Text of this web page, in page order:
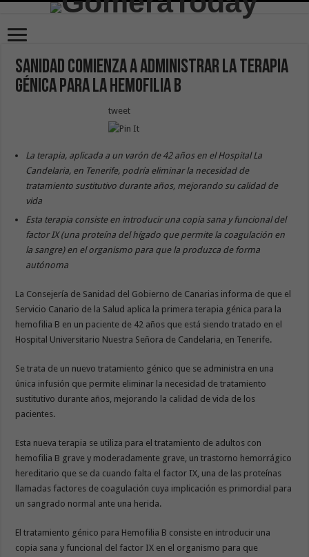
Sanidad comienza a administrar la terapia
génica para la Hemofilia B
tweet
La terapia, aplicada a un varón de 42 años en el Hospital La
Candelaria, en Tenerife, podría eliminar la necesidad de
tratamiento sustitutivo durante años, mejorando su calidad de
vida
Esta terapia consiste en introducir una copia sana y funcional del
factor IX (una proteína del hígado que permite la coagulación en
la sangre) en el organismo para que la produzca de forma
autónoma
La Consejería de Sanidad del Gobierno de Canarias informa de que el
Servicio Canario de la Salud aplica la primera terapia génica para la
hemofilia B en un paciente de 42 años que está siendo tratado en el
Hospital Universitario Nuestra Señora de Candelaria, en Tenerife.
Se trata de un nuevo tratamiento génico que se administra en una
única infusión que permite eliminar la necesidad de tratamiento
sustitutivo durante años, mejorando la calidad de vida de los
pacientes.
Esta nueva terapia se utiliza para el tratamiento de adultos con
hemofilia B grave y moderadamente grave, un trastorno hemorrágico
hereditario que se da cuando falta el factor IX, una de las proteínas
llamadas factores de coagulación cuya implicación es primordial para
un sangrado normal ante una herida.
El tratamiento génico para Hemofilia B consiste en introducir una
copia sana y funcional del factor IX en el organismo para que